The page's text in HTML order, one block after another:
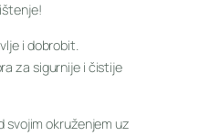
i dobrobit.
za sigurnije i čistije
okruženjem uz